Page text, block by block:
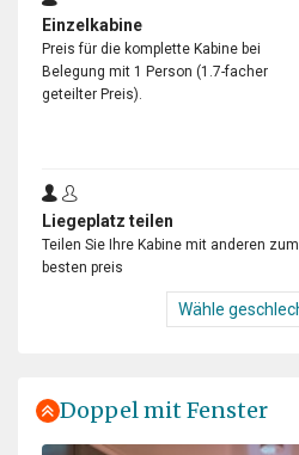
Einzelkabine
Preis für die komplette Kabine bei
Belegung mit 1 Person (1.7-facher
geteilter Preis).
Liegeplatz teilen
Teilen Sie Ihre Kabine mit anderen zum
besten preis
Doppel mit Fenster